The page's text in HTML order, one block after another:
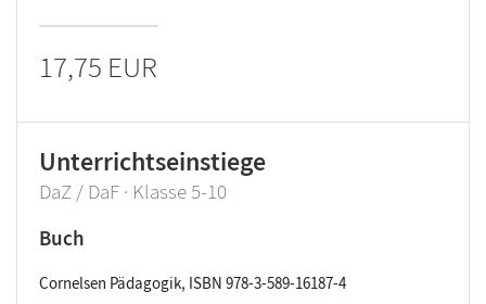
17,75 EUR
Unterrichtseinstiege
DaZ / DaF · Klasse 5-10
Buch
Cornelsen Pädagogik, ISBN 978-3-589-16187-4